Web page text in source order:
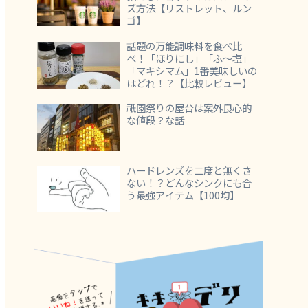
ズ方法【リストレット、ルン
ゴ】
話題の万能調味料を食べ比
べ！「ほりにし」「ふ～塩」
「マキシマム」1番美味しいの
はどれ！？【比較レビュー】
祇園祭りの屋台は案外良心的
な値段？な話
ハードレンズを二度と無くさ
ない！？どんなシンクにも合
う最強アイテム【100均】